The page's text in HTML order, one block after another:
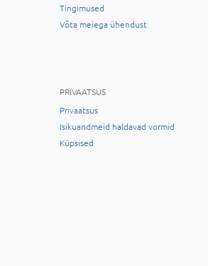
Tingimused
Võta meiega ühendust
PRIVAATSUS
Privaatsus
Isikuandmeid haldavad vormid
Küpsised